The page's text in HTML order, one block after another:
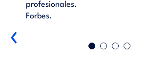
profesionales.
Forbes.
‹